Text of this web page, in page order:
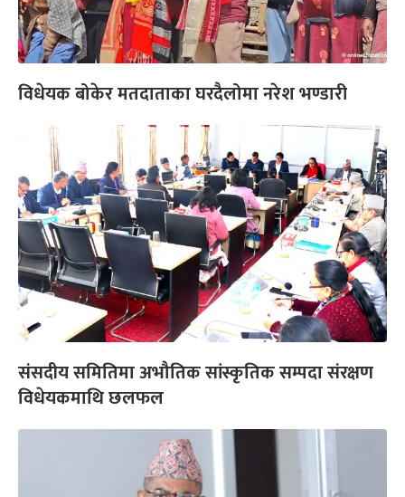
विधेयक बोकेर मतदाताका घरदैलोमा नरेश भण्डारी
संसदीय समितिमा अभौतिक सांस्कृतिक सम्पदा संरक्षण
विधेयकमाथि छलफल